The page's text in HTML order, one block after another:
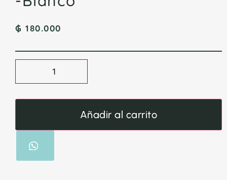
₲ 180.000
Añadir al carrito